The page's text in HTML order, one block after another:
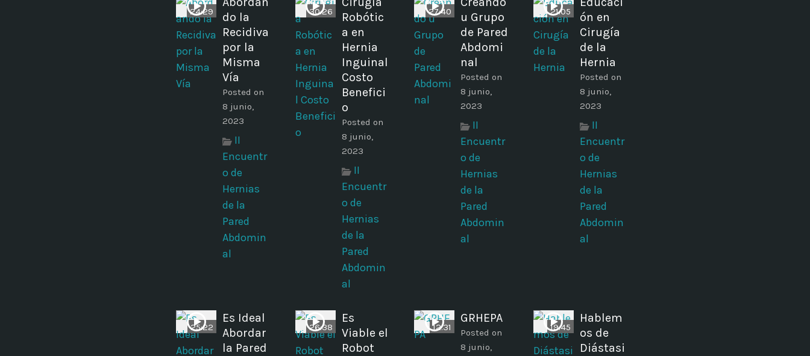
24:29
do la
Recidiva
por la
Misma
Vía
Posted on
8 junio,
2023
II
Encuentr
o de
Hernias
de la
Pared
Abdomin
al
30:26
Robótic
a en
Hernia
Inguinal
Costo
Benefici
o
Posted on
8 junio,
2023
II
Encuentr
o de
Hernias
de la
Pared
Abdomin
al
27:40
u Grupo
de Pared
Abdomi
nal
Posted on
8 junio,
2023
II
Encuentr
o de
Hernias
de la
Pared
Abdomin
al
21:05
ón en
Cirugía
de la
Hernia
Posted on
8 junio,
2023
II
Encuentr
o de
Hernias
de la
Pared
Abdomin
al
25:22
Es Ideal
Abordar
la Pared
26:38
Es
Viable el
Robot
12:31
GRHEPA
Posted on
8 junio,
19:45
Hablem
os de
Diástasi